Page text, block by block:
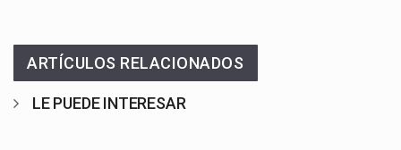
ARTÍCULOS RELACIONADOS
LE PUEDE INTERESAR